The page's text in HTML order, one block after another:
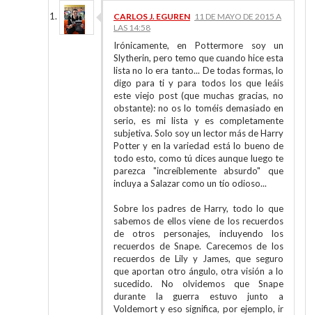
CARLOS J. EGUREN 11 DE MAYO DE 2015 A
LAS 14:58
Irónicamente, en Pottermore soy un
Slytherin, pero temo que cuando hice esta
lista no lo era tanto... De todas formas, lo
digo para ti y para todos los que leáis
este viejo post (que muchas gracias, no
obstante): no os lo toméis demasiado en
serio, es mi lista y es completamente
subjetiva. Solo soy un lector más de Harry
Potter y en la variedad está lo bueno de
todo esto, como tú dices aunque luego te
parezca "increíblemente absurdo" que
incluya a Salazar como un tío odioso...
Sobre los padres de Harry, todo lo que
sabemos de ellos viene de los recuerdos
de otros personajes, incluyendo los
recuerdos de Snape. Carecemos de los
recuerdos de Lily y James, que seguro
que aportan otro ángulo, otra visión a lo
sucedido. No olvidemos que Snape
durante la guerra estuvo junto a
Voldemort y eso significa, por ejemplo, ir